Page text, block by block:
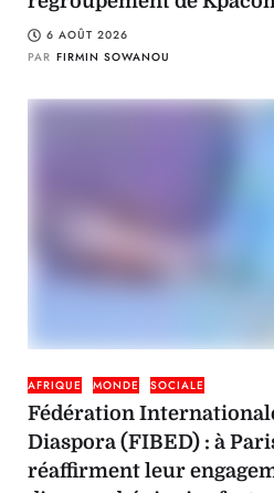
6 AOÛT 2026
PAR FIRMIN SOWANOU
AFRIQUE MONDE SOCIALE
Fédération
Diaspora (FIBED) : à
réaffirment leur